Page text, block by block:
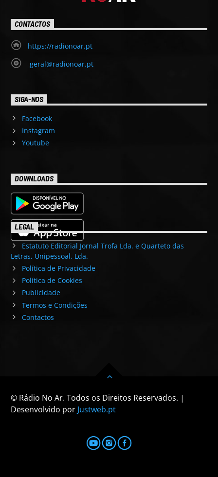
CONTACTOS
https://radionoar.pt
geral@radionoar.pt
SIGA-NOS
Facebook
Instagram
Youtube
DOWNLOADS
LEGAL
Estatuto Editorial Jornal Trofa Lda. e Quarteto das
Letras, Unipessoal, Lda.
Política de Privacidade
Política de Cookies
Publicidade
Termos e Condições
Contactos
© Rádio No Ar. Todos os Direitos Reservados. |
Desenvolvido por Justweb.pt